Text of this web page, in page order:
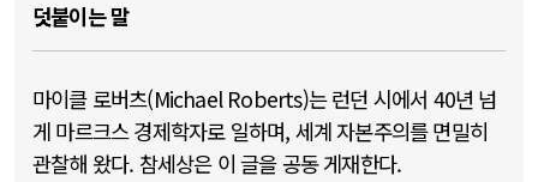
덧붙이는 말
마이클 로버츠(Michael Roberts)는 런던 시에서 40년 넘
게 마르크스 경제학자로 일하며, 세계 자본주의를 면밀히
관찰해 왔다. 참세상은 이 글을 공동 게재한다.